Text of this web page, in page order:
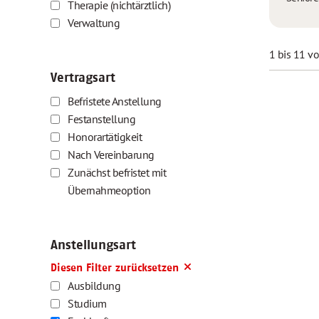
Therapie (nichtärztlich)
Verwaltung
Vertragsart
Befristete Anstellung
Festanstellung
Honorartätigkeit
Nach Vereinbarung
Zunächst befristet mit
Übernahmeoption
Anstellungsart
Diesen Filter zurücksetzen
Ausbildung
Studium
1 bis 11